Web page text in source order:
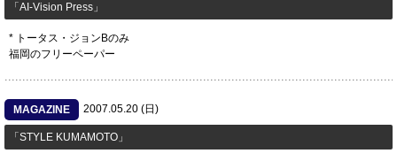
「AI-Vision Press」
* トータス・ジョンBのみ
福岡のフリーペーパー
MAGAZINE 2007.05.20 (日)
「STYLE KUMAMOTO」